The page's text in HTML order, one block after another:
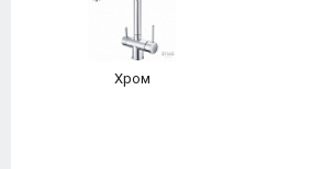
Хром